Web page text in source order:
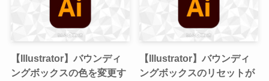
【Illustrator】バウンディ
ングボックスの色を変更す
【Illustrator】バウンディ
ングボックスのリセットが